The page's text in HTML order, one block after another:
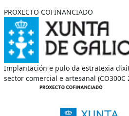
PROXECTO COFINANCIADO
Implantación e pulo da estratexia
sector comercial e artesanal (CO300C